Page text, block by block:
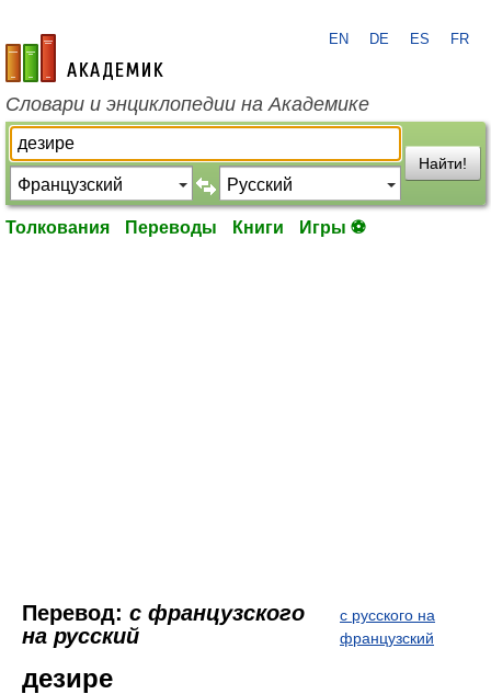
academic.ru
EN DE ES FR
Словари и энциклопедии на Академике
Найти!
Толкования Переводы Книги Игры ⚽
Перевод: с французского
на русский
с русского на
французский
дезире